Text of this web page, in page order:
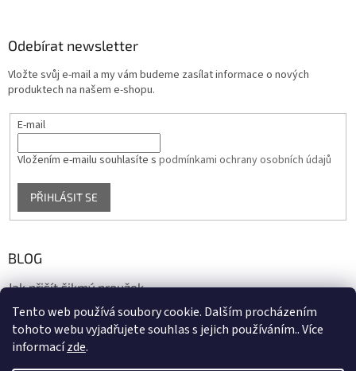
Tento web používá soubory cookie. Dalším procházením
tohoto webu vyjadřujete souhlas s jejich používáním.. Více
informacízde.
Odebírat newsletter
Vložte svůj e-mail a my vám budeme zasílat informace o nových
produktech na našem e-shopu.
E-mail
Vložením e-mailu souhlasíte s podmínkami ochrany osobních údajů
PŘIHLÁSIT SE
BLOG
Jak přišít šikmý proužek
17.10.2020